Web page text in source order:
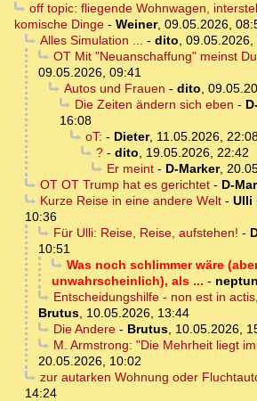
off topic: fliegende Wohnwagen,
komische Dinge - Weiner, 09.05.2026,
Alles Simulation ... - dito, 09.05.2026,
OT Mit "Neuanschaffung" meinst
09.05.2026, 09:41
Autos und Frauen - dito,
Die Zeiten ändern sich eben -
16:08
oT: - Dieter, 11.05.2026,
?- dito, 19.05.2026, 22:42
Er meint- D-Marker,
OT OT Trump hat es gerichtet- D-
Kurze Reise in eine andere Welt- Ulli
10:36
Für Ulli: Reise, Reise, aufstehen! -
10:51
Was noch schlimmer wäre
unwahrscheinlich), als ... - neptun
Entscheidungshilfe - non est in
Brutus, 10.05.2026, 13:44
Die Andere- Brutus, 10.05.2026,
M. Armstrong: "Die Mehrheit liegt
20.05.2026, 10:02
zur autarken Wohnung oder
14:24